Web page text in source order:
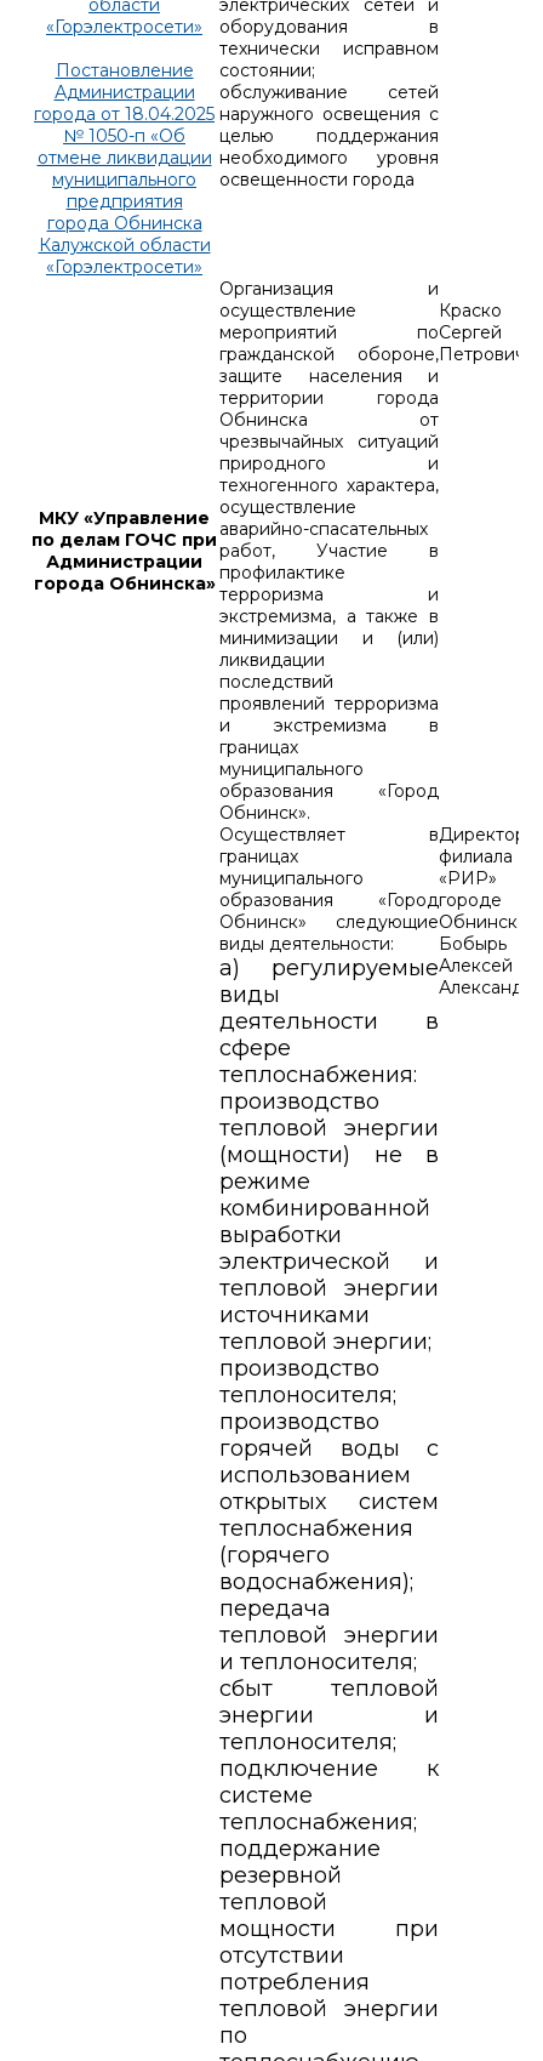
«Горэлектросети»
Постановление
Администрации
города от 18.04.2025
№ 1050-п «Об
отмене ликвидации
муниципального
предприятия
города Обнинска
Калужской области
«Горэлектросети»
оборудования в
технически исправном
состоянии;
обслуживание сетей
наружного освещения с
целью поддержания
необходимого уровня
освещенности города
МКУ «Управление
по делам ГОЧС при
Администрации
города Обнинска»
Организация и
осуществление
мероприятий по
гражданской обороне,
защите населения и
территории города
Обнинска от
чрезвычайных ситуаций
природного и
техногенного характера,
осуществление
аварийно-спасательных
работ, Участие в
профилактике
терроризма и
экстремизма, а также в
минимизации и (или)
ликвидации
последствий
проявлений терроризма
и экстремизма в
границах
муниципального
образования «Город
Обнинск».
Краско
Сергей
Петрович
Осуществляет в
границах
муниципального
образования «Город
Обнинск» следующие
виды деятельности:
а) регулируемые
виды
деятельности в
сфере
теплоснабжения:
производство
тепловой энергии
(мощности) не в
режиме
комбинированной
выработки
электрической и
тепловой энергии
источниками
тепловой энергии;
производство
теплоносителя;
производство
горячей воды с
использованием
открытых систем
теплоснабжения
(горячего
водоснабжения);
передача
тепловой энергии
и теплоносителя;
сбыт тепловой
энергии и
теплоносителя;
подключение к
системе
теплоснабжения;
поддержание
резервной
тепловой
мощности при
отсутствии
потребления
тепловой энергии
по
Директор
городе
Обнинске
Бобырь
Алексей